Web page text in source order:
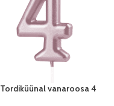
Tordiküünal vanaroosa 4